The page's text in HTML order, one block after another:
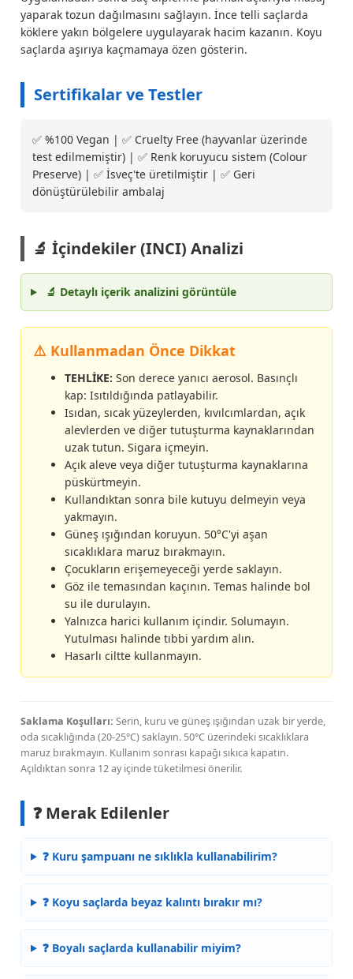
yaparak tozun dağılmasını sağlayın. İnce telli saçlarda
köklere yakın bölgelere uygulayarak hacim kazanın. Koyu
saçlarda aşırıya kaçmamaya özen gösterin.
Sertifikalar ve Testler
✅ %100 Vegan | ✅ Cruelty Free (hayvanlar üzerinde
test edilmemiştir) | ✅ Renk koruyucu sistem (Colour
Preserve) | ✅ İsveç'te üretilmiştir | ✅ Geri
dönüştürülebilir ambalaj
🔬 İçindekiler (INCI) Analizi
🔬 Detaylı içerik analizini görüntüle
⚠️ Kullanmadan Önce Dikkat
TEHLİKE: Son derece yanıcı aerosol. Basınçlı
kap: Isıtıldığında patlayabilir.
Isıdan, sıcak yüzeylerden, kıvılcımlardan, açık
alevlerden ve diğer tutuşturma kaynaklarından
uzak tutun. Sigara içmeyin.
Açık aleve veya diğer tutuşturma kaynaklarına
püskürtmeyin.
Kullandıktan sonra bile kutuyu delmeyin veya
yakmayın.
Güneş ışığından koruyun. 50°C'yi aşan
sıcaklıklara maruz bırakmayın.
Çocukların erişemeyeceği yerde saklayın.
Göz ile temasından kaçının. Temas halinde bol
su ile durulayın.
Yalnızca harici kullanım içindir. Solumayın.
Yutulması halinde tıbbi yardım alın.
Hasarlı ciltte kullanmayın.
Saklama Koşulları: Serin, kuru ve güneş ışığından uzak bir yerde,
oda sıcaklığında (20-25°C) saklayın. 50°C üzerindeki sıcaklıklara
maruz bırakmayın. Kullanım sonrası kapağı sıkıca kapatın.
Açıldıktan sonra 12 ay içinde tüketilmesi önerilir.
❓ Merak Edilenler
❓ Kuru şampuanı ne sıklıkla kullanabilirim?
❓ Koyu saçlarda beyaz kalıntı bırakır mı?
❓ Boyalı saçlarda kullanabilir miyim?